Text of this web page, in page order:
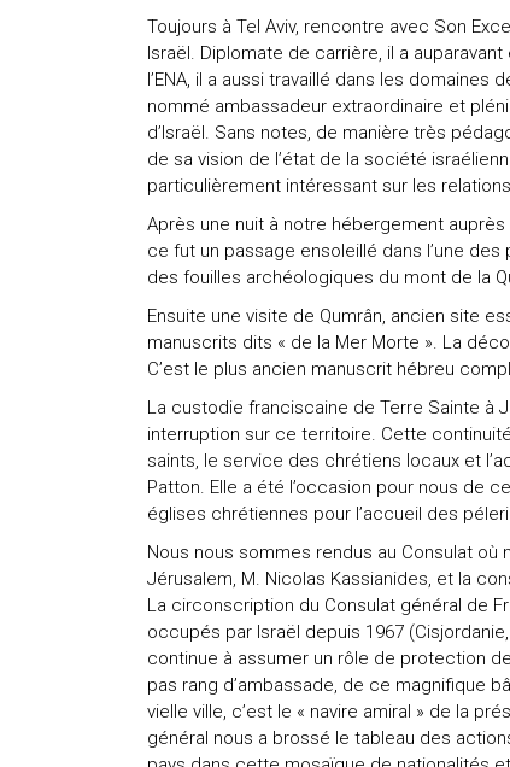
Toujours à Tel Aviv, rencontre avec Son
Israël. Diplomate de carrière, il a
l’ENA, il a aussi travaillé dans les
nommé ambassadeur extraordinaire et
d’Israël. Sans notes, de manière très
de sa vision de l’état de la société
particulièrement intéressant sur les
Après une nuit à notre hébergement
ce fut un passage ensoleillé dans l’une
des fouilles archéologiques du mont de la
Ensuite une visite de Qumrân, ancien site
manuscrits dits « de la Mer Morte ». La
C’est le plus ancien manuscrit hébreu
La custodie franciscaine de Terre Sainte à
interruption sur ce territoire. Cette
saints, le service des chrétiens locaux et
Patton. Elle a été l’occasion pour nous de
églises chrétiennes pour l’accueil des
Nous nous sommes rendus au Consulat
Jérusalem, M. Nicolas Kassianides, et la
La circonscription du Consulat général de
occupés par Israël depuis 1967
continue à assumer un rôle de protection
pas rang d’ambassade, de ce magnifique
vielle ville, c’est le « navire amiral » de la
général nous a brossé le tableau des